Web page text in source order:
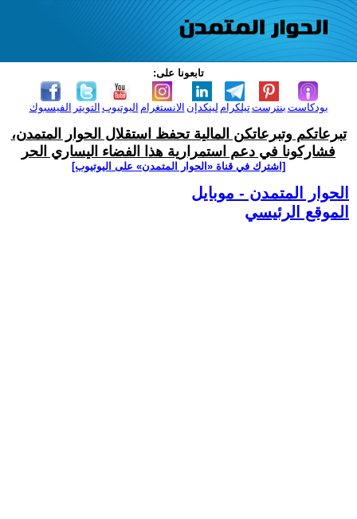
تابعونا على:
الفيسبوك التويتر اليوتيوب الانستغرام لينكدإن تيلكرامبنترست بودكاست
تبرعاتكم وتبرعاتكن المالية تحفظ استقلال الحوار المتمدن،
فشاركونا في دعم استمرارية هذا الفضاء اليساري الحر
[اشترك في قناة ‫«الحوار المتمدن» على اليوتيوب]
الحوار المتمدن - موبايل
الموقع الرئيسي